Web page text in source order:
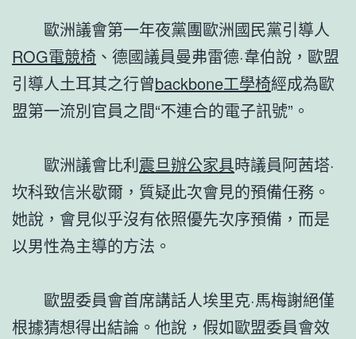
歐洲議會第一年夜黨團歐洲國民黨引導人
ROG電競椅 、德國議員曼弗雷德·韋伯說，歐盟
引導人土耳其之行曾backbone工學椅經成為歐
盟第一流別官員之間“不連合的電子訊號”。
歐洲議會比利震旦辦公家具時議員阿茜塔·
坎科致信米歇爾，質疑此次會見的預備任務。
她說，會見似乎沒有依照優先次序預備，而是
以男性為主導的方法。
歐盟委員會首席講話人埃里克·馬梅謝絕僅
根據猜想得出結論。他說，假如歐盟委員會效